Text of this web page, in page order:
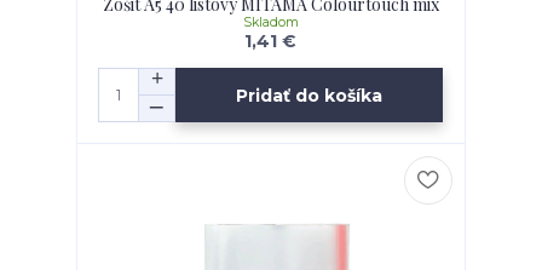
1,41 €
Skladom
Pridať do košíka